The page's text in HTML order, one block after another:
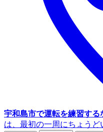
宇和島市で運転を練習する
は、最初の一周にちょうど